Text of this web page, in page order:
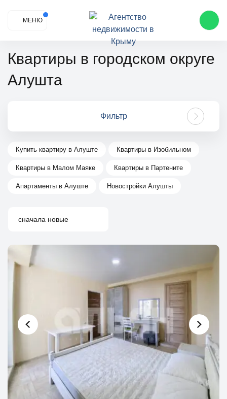
МЕНЮ
Квартиры в городском округе
Алушта
Фильтр
Купить квартиру в Алуште Квартиры в Изобильном
Квартиры в Малом Маяке Квартиры в Партените
Апартаменты в Алуште Новостройки Алушты
сначала новые